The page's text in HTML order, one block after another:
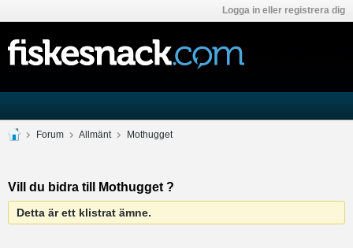
Logga in eller registrera dig
Forum Allmänt Mothugget
Vill du bidra till Mothugget ?
Detta är ett klistrat ämne.